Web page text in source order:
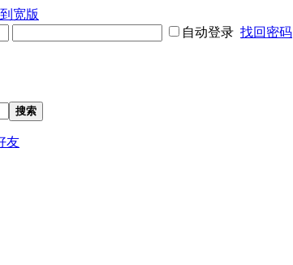
宽版
自动登录 找回密码
搜索
友